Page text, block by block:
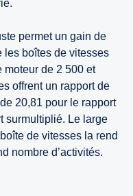
permet un gain de
les boîtes de vitesses
moteur de 2 500 et
offrent un rapport de
20,81 pour le rapport
surmultiplié. Le large
de vitesses la rend
nombre d’activités.